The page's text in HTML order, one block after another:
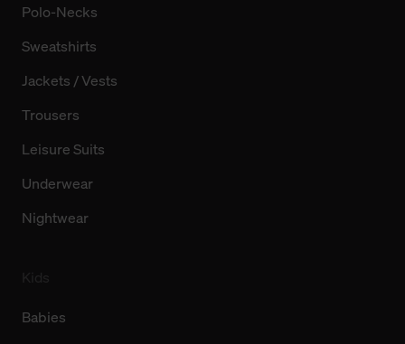
Polo-Necks
Sweatshirts
Jackets / Vests
Trousers
Leisure Suits
Underwear
Nightwear
Babies